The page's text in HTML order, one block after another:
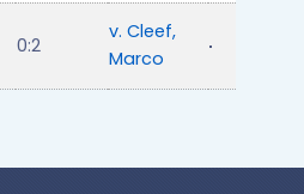
0:2
v. Cleef,
Marco